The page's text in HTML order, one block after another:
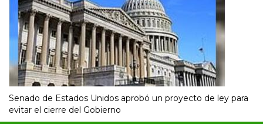
Senado de Estados Unidos aprobó un proyecto de ley para
evitar el cierre del Gobierno